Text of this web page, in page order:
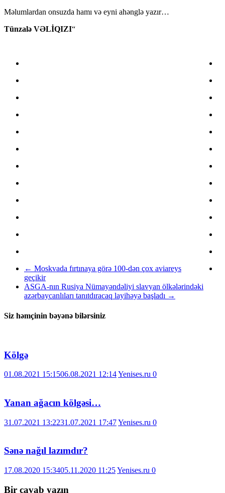
Məlumlardan onsuzda hamı və eyni ahənglə yazır…
Tünzalə VƏLİQIZI“
← Moskvada fırtınaya görə 100-dən çox aviareys
geçikir
ASGA-nın Rusiya Nümayəndəliyi slavyan ölkələrindəki
azərbaycanlıları tanıtdıracaq layihəyə başladı →
Siz həmçinin bəyənə bilərsiniz
Kölgə
01.08.2021 15:1506.08.2021 12:14Yenises.ru 0
Yanan ağacın kölgəsi…
31.07.2021 13:2231.07.2021 17:47Yenises.ru 0
Sənə nağıl lazımdır?
17.08.2020 15:3405.11.2020 11:25Yenises.ru 0
Bir cavab yazın